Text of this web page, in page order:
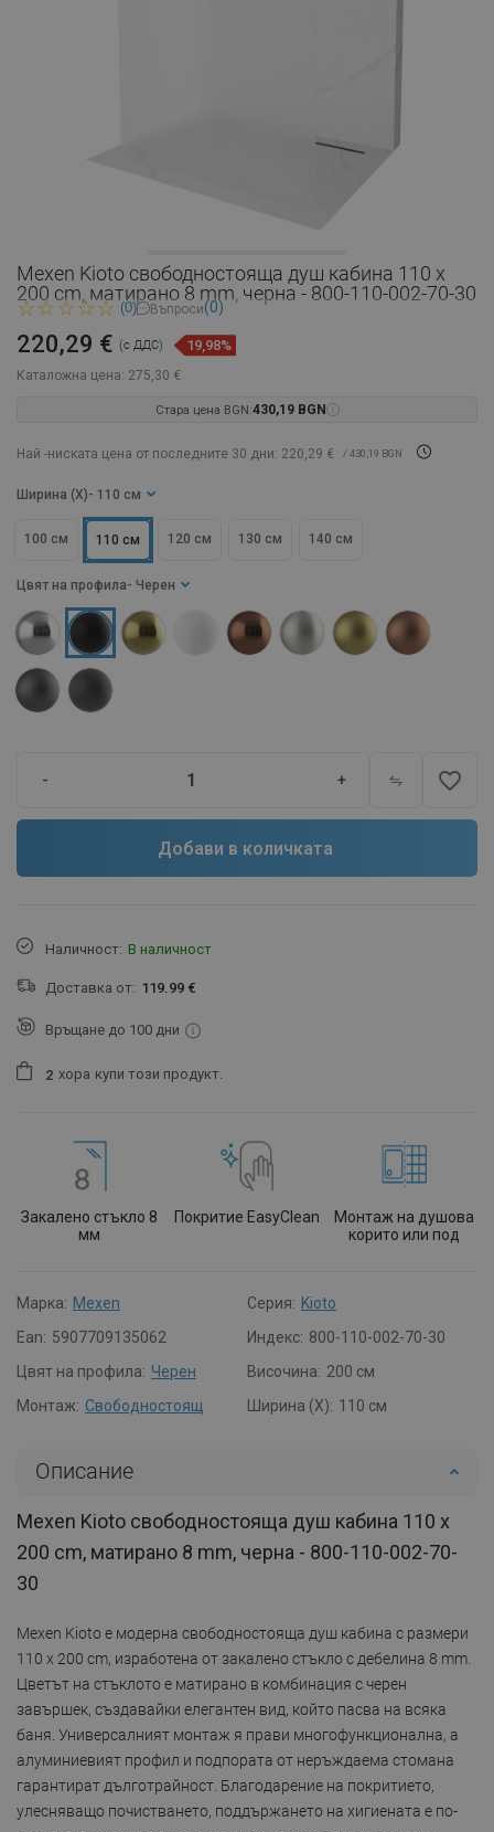
Mexen Kioto свободностояща душ кабина 110 x
200 cm, матирано 8 mm, черна - 800-110-002-70-30
(0) Въпроси(0)
Каталожна цена: 275,30 €
220,29 € (с ДДС) 19,98%
Стара цена BGN:430,19 BGN
Най -ниската цена от последните 30 дни: 220,29 € / 430,19 BGN
Цвят на профила - Черен
Ширина (X) - 110 см
100 см 110 см 120 см 130 см 140 см
- + favorite_border
Добави в количката
Наличност: В наличност
Доставка от: 119.99 €
Връщане до 100 дни
2 хора купи този продукт.
Закалено стъкло 8
мм
Покритие EasyClean
Монтаж на душова
корито или под
Марка: Mexen Серия: Kioto
Ean: 5907709135062 Индекс: 800-110-002-70-30
Цвят на профила: Черен Височина: 200 см
Монтаж: Свободностоящ Ширина (X): 110 см
Описание
Mexen Kioto свободностояща душ кабина 110 x
200 cm, матирано 8 mm, черна - 800-110-002-70-
30
Mexen Kioto е модерна свободностояща душ кабина с размери
110 x 200 cm, изработена от закалено стъкло с дебелина 8 mm.
Цветът на стъклото е матирано в комбинация с черен
завършек, създавайки елегантен вид, който пасва на всяка
баня. Универсалният монтаж я прави многофункционална, а
алуминиевият профил и подпората от неръждаема стомана
гарантират дълготрайност. Благодарение на покритието,
улесняващо почистването, поддържането на хигиената е по-